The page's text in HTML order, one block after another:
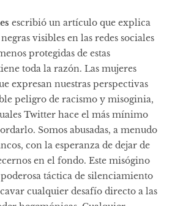
escribió un artículo que explica
visibles en las redes sociales
protegidas de estas
toda la razón. Las mujeres
expresan nuestras perspectivas
peligro de racismo y misoginia,
Twitter hace el más mínimo
Somos abusadas, a menudo
con la esperanza de dejar de
en el fondo. Este misógino
poderosa táctica de silenciamiento
cualquier desafío directo a las